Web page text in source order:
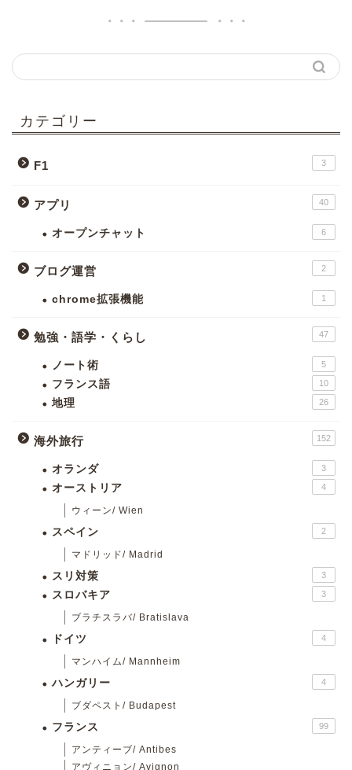
カテゴリー
F1 3
アプリ 40
オープンチャット 6
ブログ運営 2
chrome拡張機能 1
勉強・語学・くらし 47
ノート術 5
フランス語 10
地理 26
海外旅行 152
オランダ 3
オーストリア 4
ウィーン/ Wien
スペイン 2
マドリッド/ Madrid
スリ対策 3
スロバキア 3
ブラチスラバ/ Bratislava
ドイツ 4
マンハイム/ Mannheim
ハンガリー 4
ブダペスト/ Budapest
フランス 99
アンティーブ/ Antibes
アヴィニョン/ Avignon